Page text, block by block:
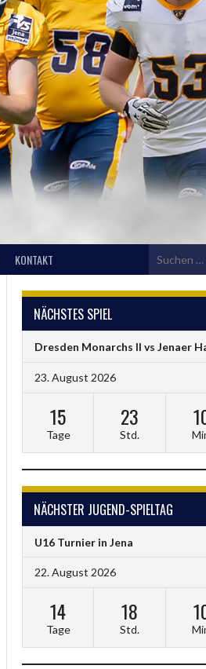
KONTAKT
NÄCHSTES SPIEL
Dresden Monarchs II vs Jenaer
23. August 2026
15
Tage
23
Std.
NÄCHSTER JUGEND-SPIELTAG
U16 Turnier in Jena
22. August 2026
14
Tage
18
Std.